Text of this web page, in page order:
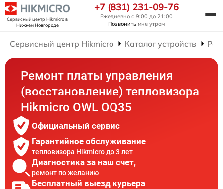
Сервисный центр Hikmicroв
Нижнем Новгороде
+7 (831) 231-09-76
Ежедневно с 9:00 до 21:00
Позвонить мне утром
Сервисный центр Hikmicro Каталог устройств
Ремонт платы управления
(восстановление) тепловизора
Hikmicro OWL OQ35
Официальный сервис
Гарантийное обслуживание
тепловизора Hikmicro до 3 лет
Диагностика за наш счет,
ремонт по желанию
Бесплатный выезд курьера